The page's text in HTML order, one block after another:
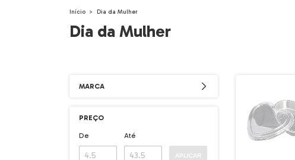
Início > Dia da Mulher
Dia da Mulher
MARCA
PREÇO
De Até
APLICAR